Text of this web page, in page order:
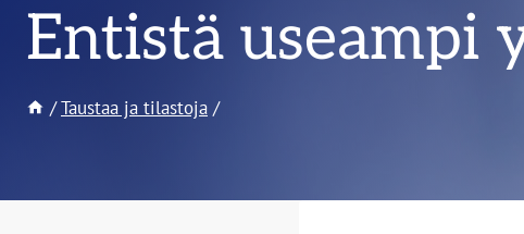
Entistä useampi
/Taustaa ja tilastoja /